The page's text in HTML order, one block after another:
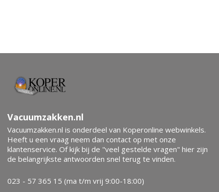
Vacuumzakken.nl
Vacuumzakken.nl is onderdeel van Koperonline webwinkels.
Heeft u een vraag neem dan contact op met onze
klantenservice. Of kijk bij de "veel gestelde vragen" hier zijn
de belangrijkste antwoorden snel terug te vinden.
023 - 57 365 15 (ma t/m vrij 9:00-18:00)